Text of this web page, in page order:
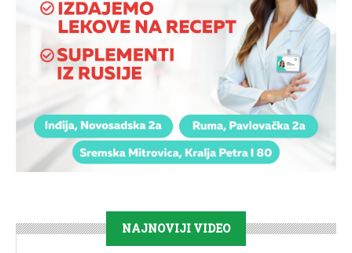
NAJNOVIJI VIDEO